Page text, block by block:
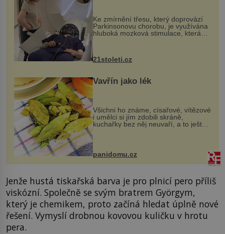
Ke zmírnění třesu, který doprovází
Parkinsonovu chorobu, je využívána
hluboká mozková stimulace, která
však vyžaduje vysoce invazivní
zákrok. Ultrazvuk zase není vhodný
k dostatečně přesnému zacílení ...
21stoleti.cz
Vavřín jako lék
Všichni ho známe, císařové, vítězové
i umělci si jím zdobili skráně,
kuchařky bez něj neuvaří, a to ještě
nevíte, že bobkový list může výrazně
zmírnit některé naše neduhy.
Obsahuje v malém množství ně...
panidomu.cz
Jenže hustá tiskařská barva je pro plnicí pero příliš
viskózní. Společně se svým bratrem Györgym,
který je chemikem, proto začíná hledat úplně nové
řešení. Vymyslí drobnou kovovou kuličku v hrotu
pera.